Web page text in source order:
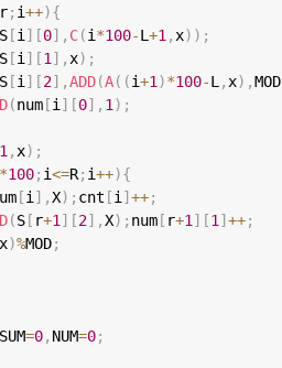
r; i++){
S [i ] [0] , C(i *100-L+1 , x) ) ;
S [i ] [1 ] , x) ;
S [i ] [2] ,ADD(A( (i+1 )*100-L , x) ,MOD
(num [i ] [0] , 1 ) ;
1 , x) ;
*100; i<=R; i++){
[i ] ,X) ; cnt [i ]++;
(S [ r+1 ] [2] ,X) ; num [ r+1 ] [1 ]++;
x)%MOD;
SUM=0, NUM=0;